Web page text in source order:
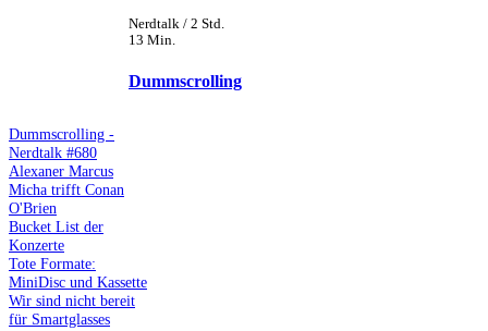
Nerdtalk / 2 Std.
13 Min.
Dummscrolling
Dummscrolling -
Nerdtalk #680
Alexaner Marcus
Micha trifft Conan
O'Brien
Bucket List der
Konzerte
Tote Formate:
MiniDisc und Kassette
Wir sind nicht bereit
für Smartglasses